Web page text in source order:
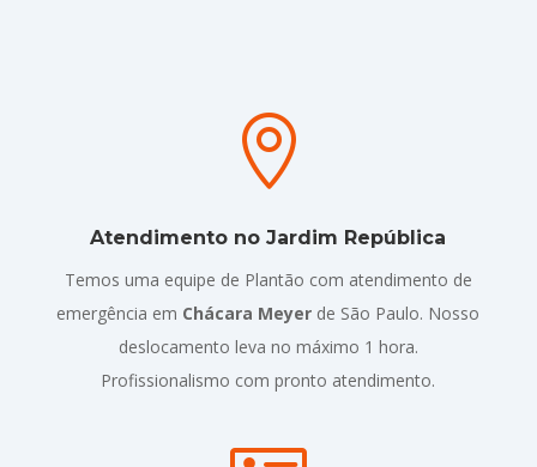

Atendimento no Jardim República
Temos uma equipe de Plantão com atendimento de
emergência em Chácara Meyer de São Paulo. Nosso
deslocamento leva no máximo 1 hora.
Profissionalismo com pronto atendimento.